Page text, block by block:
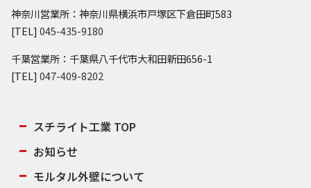
神奈川営業所：神奈川県横浜市戸塚区下倉田町583
[TEL] 045-435-9180
千葉営業所：千葉県八千代市大和田新田656-1
[TEL] 047-409-8202
スチライト工業 TOP
お知らせ
モルタル外壁について